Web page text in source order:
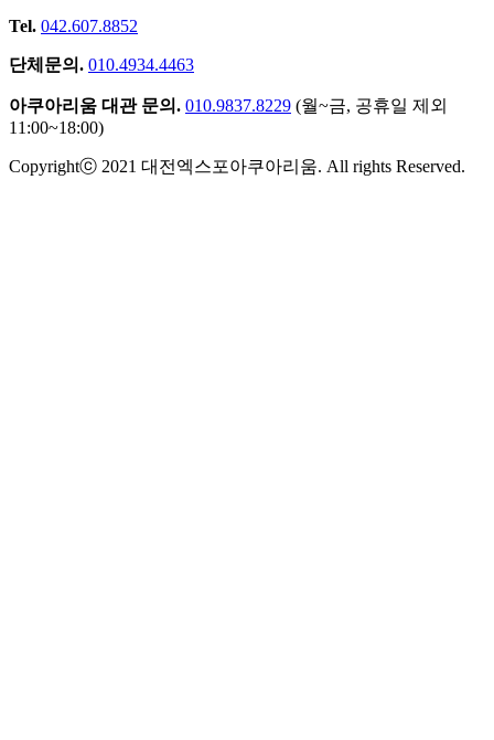
Tel. 042.607.8852
단체문의. 010.4934.4463
아쿠아리움 대관 문의. 010.9837.8229 (월~금, 공휴일 제외
11:00~18:00)
Copyrightⓒ 2021 대전엑스포아쿠아리움. All rights Reserved.